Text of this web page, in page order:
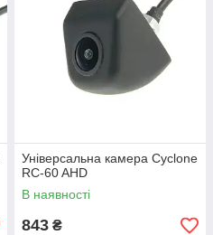
Універсальна камера Cyclone
RC-60 AHD
В наявності
843 ₴